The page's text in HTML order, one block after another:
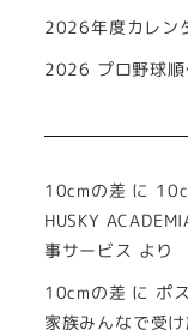
2026年度カレン
2026 プロ野球順
10cmの差 に
HUSKY
事サービス より
10cmの差 に ポ
家族みんなで受